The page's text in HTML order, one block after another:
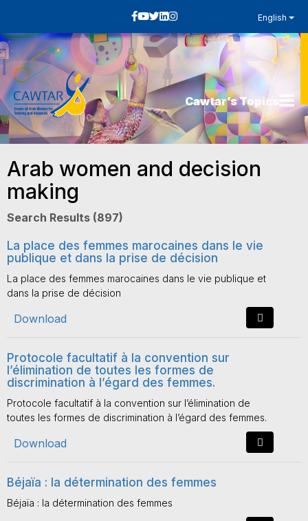
English
Cawtar’s Topics
Arab women and decision
making
Search Results (897)
La place des femmes marocaines dans le vie
publique et dans la prise de décision
La place des femmes marocaines dans le vie publique et
dans la prise de décision
Download
Protocole facultatif à la convention sur
l’élimination de toutes les formes de
discrimination à l’égard des femmes.
Protocole facultatif à la convention sur l’élimination de
toutes les formes de discrimination à l’égard des femmes.
Download
Béjaïa : la détermination des femmes
Béjaïa : la détermination des femmes